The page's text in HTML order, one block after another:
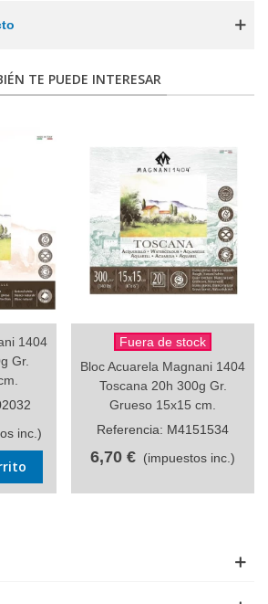
TE PUEDE INTERESAR
1404
Gr.
inc.)
Fuera de stock
Bloc Acuarela Magnani 1404
Toscana 20h 300g Gr.
Grueso 15x15 cm.
Referencia: M4151534
6,70 € (impuestos inc.)